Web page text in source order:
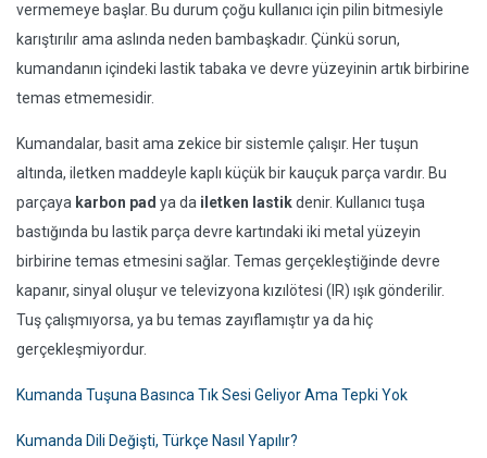
vermemeye başlar. Bu durum çoğu kullanıcı için pilin bitmesiyle
karıştırılır ama aslında neden bambaşkadır. Çünkü sorun,
kumandanın içindeki lastik tabaka ve devre yüzeyinin artık birbirine
temas etmemesidir.
Kumandalar, basit ama zekice bir sistemle çalışır. Her tuşun
altında, iletken maddeyle kaplı küçük bir kauçuk parça vardır. Bu
parçaya karbon pad ya da iletken lastikdenir. Kullanıcı tuşa
bastığında bu lastik parça devre kartındaki iki metal yüzeyin
birbirine temas etmesini sağlar. Temas gerçekleştiğinde devre
kapanır, sinyal oluşur ve televizyona kızılötesi (IR) ışık gönderilir.
Tuş çalışmıyorsa, ya bu temas zayıflamıştır ya da hiç
gerçekleşmiyordur.
Kumanda Tuşuna Basınca Tık Sesi Geliyor Ama Tepki Yok
Kumanda Dili Değişti, Türkçe Nasıl Yapılır?